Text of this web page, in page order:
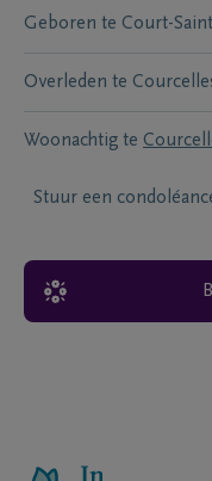
Geboren te Court-
Overleden te
Woonachtig te
Stuur een